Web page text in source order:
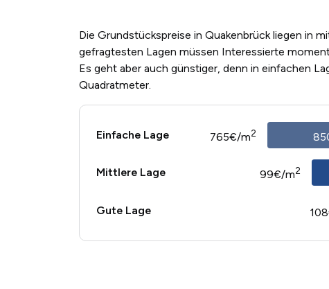
Die Grundstückspreise in Quakenbrück liegen in
gefragtesten Lagen müssen Interessierte
Es geht aber auch günstiger, denn in einfachen
Quadratmeter.
Einfache Lage 765€/m2
Mittlere Lage 99€/m2
Gute Lage